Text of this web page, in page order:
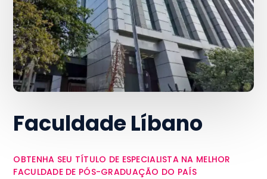
Faculdade Líbano
OBTENHA SEU TÍTULO DE ESPECIALISTA NA MELHOR
FACULDADE DE PÓS-GRADUAÇÃO DO PAÍS